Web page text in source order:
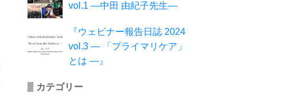
vol.1 ―中田 由紀子先生―
『ウェビナー報告日誌 2024
vol.3 ― 「プライマリケア」
とは ―』
カテゴリー